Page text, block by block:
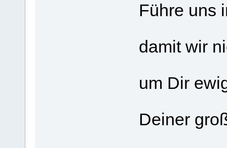
Führe uns
damit wir
um Dir
Deiner